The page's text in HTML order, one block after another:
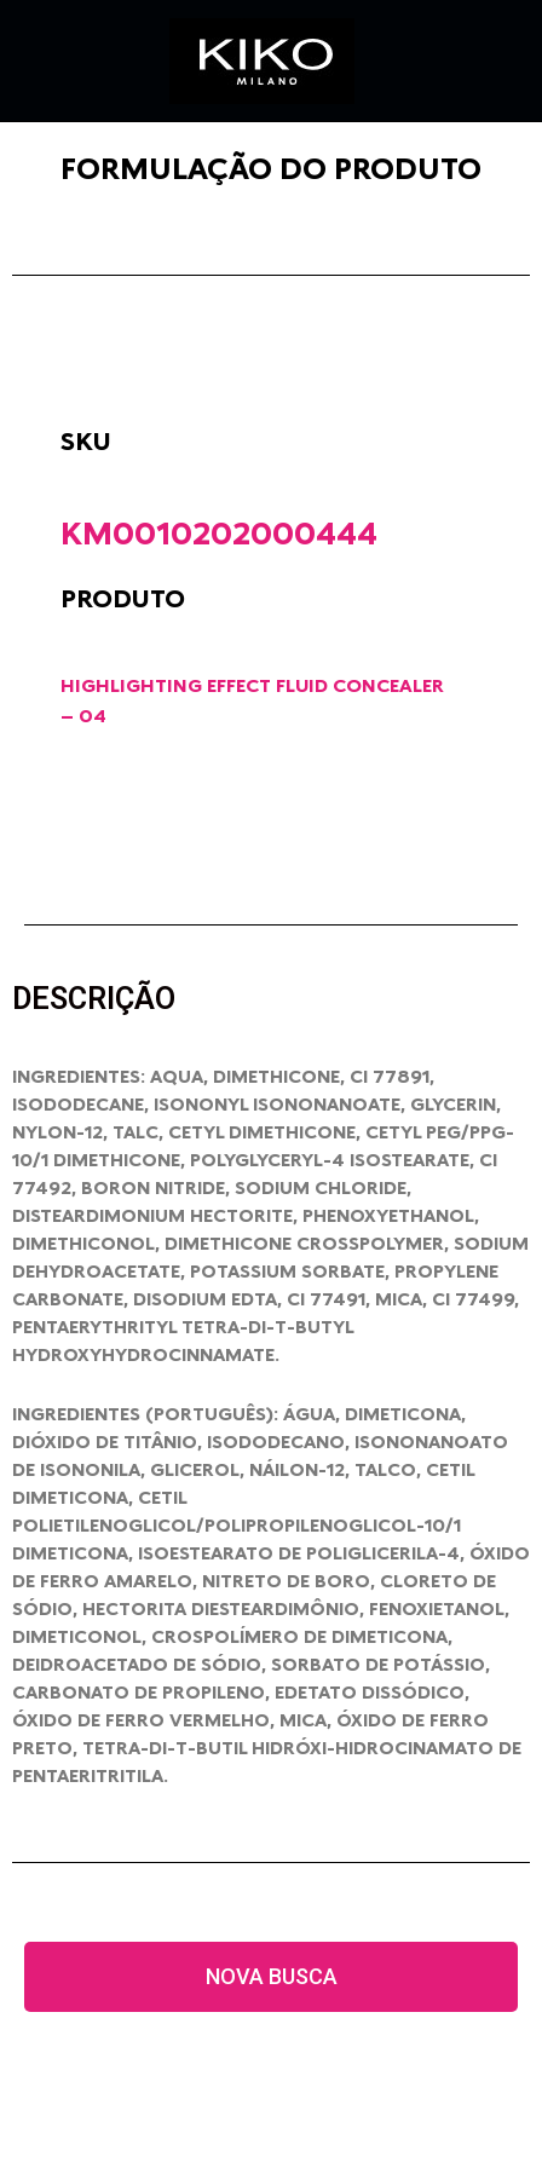
FORMULAÇÃO DO PRODUTO
SKU
KM0010202000444
PRODUTO
HIGHLIGHTING EFFECT FLUID CONCEALER
– 04
DESCRIÇÃO
INGREDIENTES: AQUA, DIMETHICONE, CI 77891,
ISODODECANE, ISONONYL ISONONANOATE, GLYCERIN,
NYLON-12, TALC, CETYL DIMETHICONE, CETYL PEG/PPG-
10/1 DIMETHICONE, POLYGLYCERYL-4 ISOSTEARATE, CI
77492, BORON NITRIDE, SODIUM CHLORIDE,
DISTEARDIMONIUM HECTORITE, PHENOXYETHANOL,
DIMETHICONOL, DIMETHICONE CROSSPOLYMER, SODIUM
DEHYDROACETATE, POTASSIUM SORBATE, PROPYLENE
CARBONATE, DISODIUM EDTA, CI 77491, MICA, CI 77499,
PENTAERYTHRITYL TETRA-DI-T-BUTYL
HYDROXYHYDROCINNAMATE.
INGREDIENTES (PORTUGUÊS): ÁGUA, DIMETICONA,
DIÓXIDO DE TITÂNIO, ISODODECANO, ISONONANOATO
DE ISONONILA, GLICEROL, NÁILON-12, TALCO, CETIL
DIMETICONA, CETIL
POLIETILENOGLICOL/POLIPROPILENOGLICOL-10/1
DIMETICONA, ISOESTEARATO DE POLIGLICERILA-4, ÓXIDO
DE FERRO AMARELO, NITRETO DE BORO, CLORETO DE
SÓDIO, HECTORITA DIESTEARDIMÔNIO, FENOXIETANOL,
DIMETICONOL, CROSPOLÍMERO DE DIMETICONA,
DEIDROACETADO DE SÓDIO, SORBATO DE POTÁSSIO,
CARBONATO DE PROPILENO, EDETATO DISSÓDICO,
ÓXIDO DE FERRO VERMELHO, MICA, ÓXIDO DE FERRO
PRETO, TETRA-DI-T-BUTIL HIDRÓXI-HIDROCINAMATO DE
PENTAERITRITILA.
NOVA BUSCA